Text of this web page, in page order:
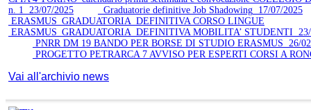
n. 1
23/07/2025 Graduatorie definitive Job Shadowing 17/07/2025
ERASMUS_GRADUATORIA_DEFINITIVA CORSO LINGUE
ERASMUS_GRADUATORIA_DEFINITIVA MOBILITA’ STUDENTI
PNRR DM 19 BANDO PER BORSE DI STUDIO ERASMUS 26/
PROGETTO PETRARCA 7 AVVISO PER ESPERTI CORSI A
Vai all'archivio news